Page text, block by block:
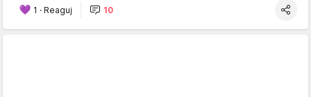
1 · Reaguj 10